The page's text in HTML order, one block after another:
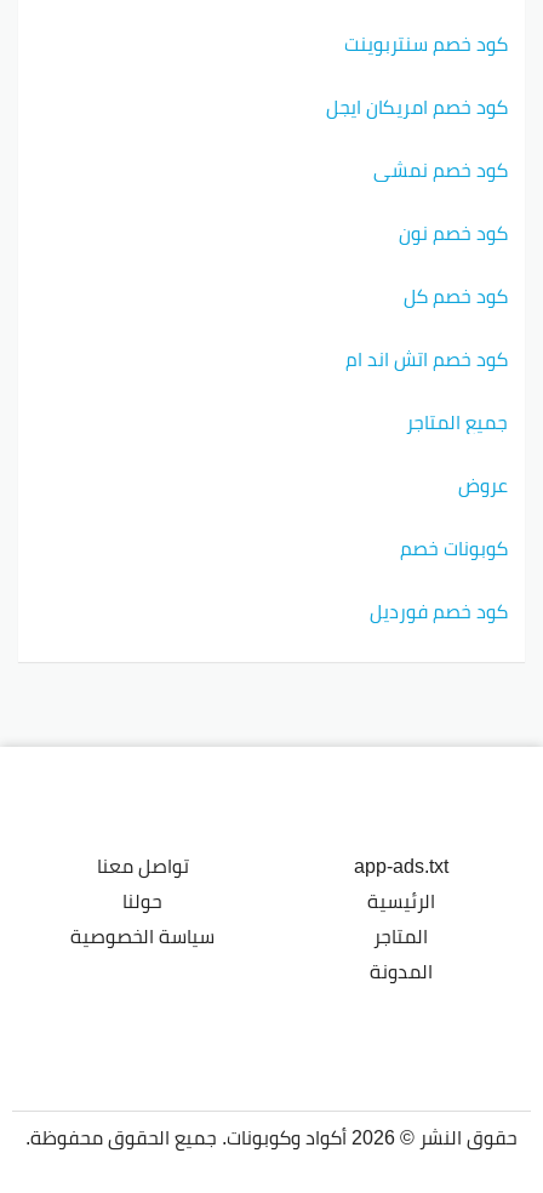
كود خصم سنتربوينت
كود خصم امريكان ايجل
كود خصم نمشي
كود خصم نون
كود خصم كل
كود خصم اتش اند ام
جميع المتاجر
عروض
كوبونات خصم
كود خصم فورديل
app-ads.txt
الرئيسية
المتاجر
المدونة
تواصل معنا
حولنا
سياسة الخصوصية
حقوق النشر © 2026 أكواد وكوبونات. جميع الحقوق محفوظة.